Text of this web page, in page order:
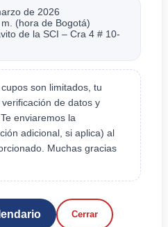
de 2026
(hora de Bogotá)
de la SCI – Cra 4 # 10-
son limitados, tu
de datos y
enviaremos la
adicional, si aplica) al
Muchas gracias
Cerrar